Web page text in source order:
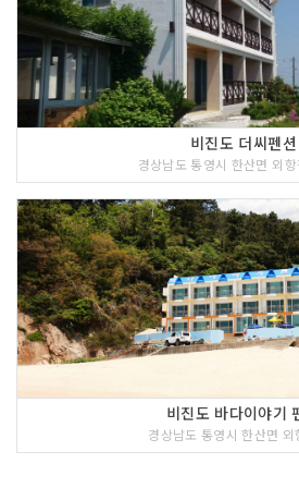
비진도 더씨펜션
경상남도 통영시 한산면 외
비진도 바다이야기
경상남도 통영시 한산면 외